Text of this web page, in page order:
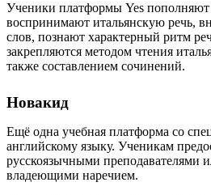
Ученики платформы Yes пополняют
воспринимают итальянскую речь,
слов, познают характерный ритм
закрепляются методом чтения
также составлением сочинений.
Новакид
Ещё одна учебная платформа со
английскому языку. Ученикам
русскоязычными преподавателями
владеющими наречием.